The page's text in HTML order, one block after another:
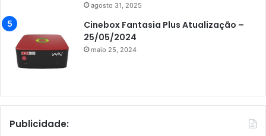
agosto 31, 2025
Cinebox Fantasia Plus Atualização –
25/05/2024
maio 25, 2024
Publicidade: